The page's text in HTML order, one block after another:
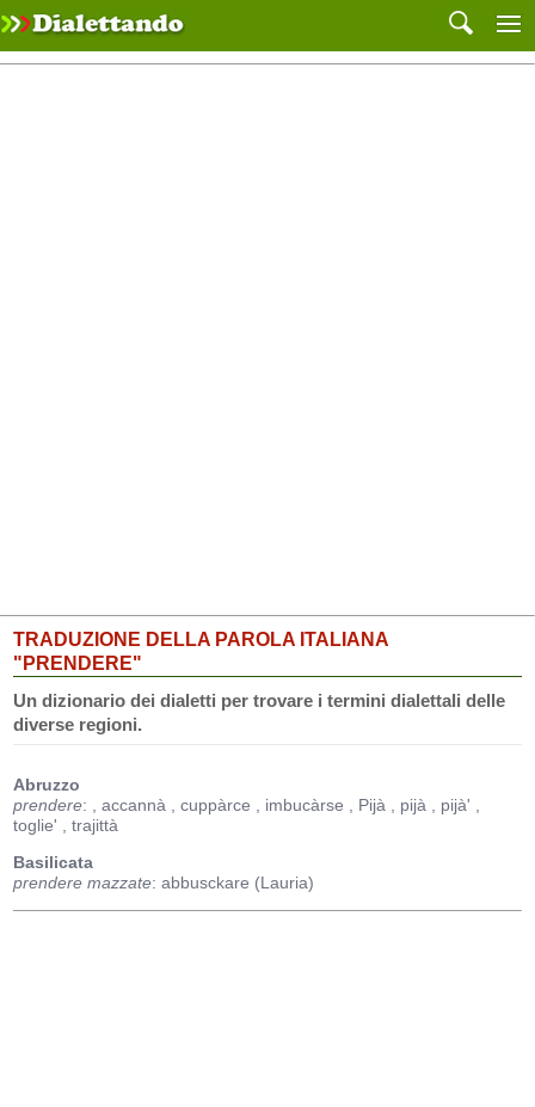
TRADUZIONE DELLA PAROLA ITALIANA
"PRENDERE"
Un dizionario dei dialetti per trovare i termini dialettali delle
diverse regioni.
Abruzzo
prendere: , accannà , cuppàrce , imbucàrse , Pijà , pijà , pijà'
toglie'
, trajittà
Basilicata
prendere mazzate: abbusckare (Lauria)